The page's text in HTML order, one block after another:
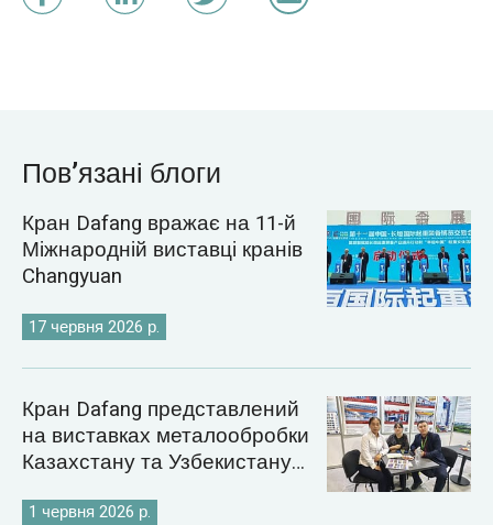
Пов’язані блоги
Кран Dafang вражає на 11-й
Міжнародній виставці кранів
Changyuan
17 червня 2026 р.
Кран Dafang представлений
на виставках металообробки
Казахстану та Узбекистану
1 червня 2026 р.